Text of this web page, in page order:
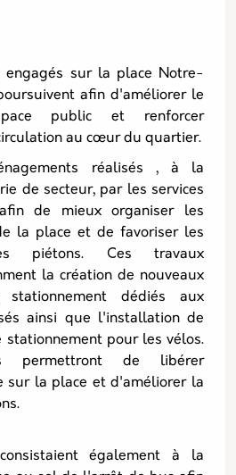
engagés sur la place Notre-
afin d'améliorer le
public et renforcer
au cœur du quartier.
réalisés , à la
de secteur, par les services
de mieux organiser les
la place et de favoriser les
piétons. Ces travaux
la création de nouveaux
stationnement dédiés aux
ainsi que l'installation de
stationnement pour les vélos.
permettront de libérer
sur la place et d'améliorer la
également à la